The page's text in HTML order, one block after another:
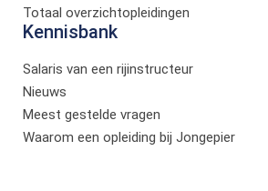
Totaal overzichtopleidingen
Kennisbank
Salaris van een rijinstructeur
Nieuws
Meest gestelde vragen
Waarom een opleiding bij Jongepier